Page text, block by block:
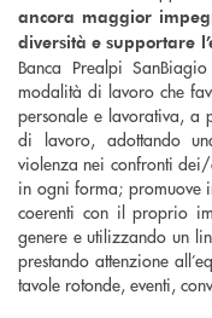
ancora maggior
diversità e supportare
Banca Prealpi
modalità di lavoro che
personale e lavorativa, a
di lavoro, adottando
violenza nei confronti dei/
in ogni forma; promuove
coerenti con il proprio
genere e utilizzando un
prestando attenzione
tavole rotonde, eventi,